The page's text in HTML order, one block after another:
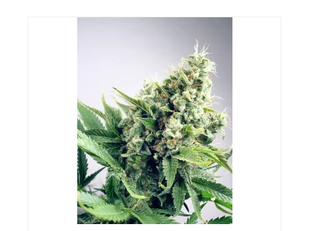
recensioni